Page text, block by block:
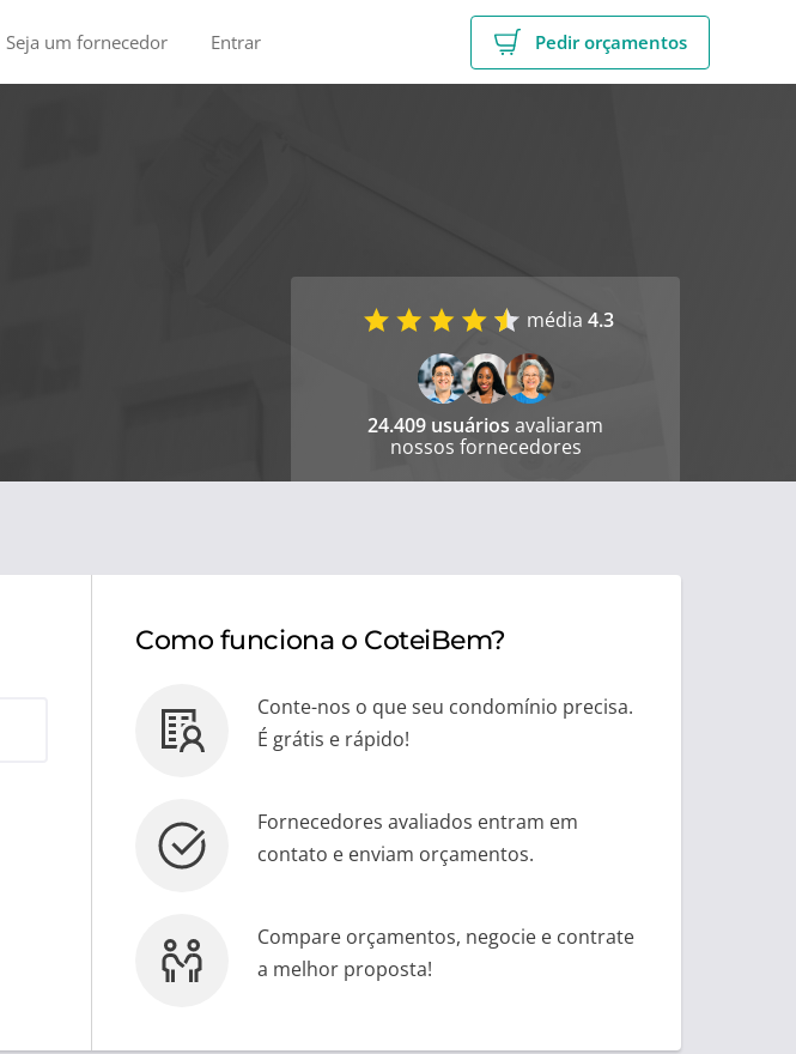
Seja um fornecedor Entrar Pedir orçamentos
média 4.3
24.409 usuários avaliaram
nossos fornecedores
Como funciona o CoteiBem?
Conte-nos o que seu condomínio precisa.
É grátis e rápido!
Fornecedores avaliados entram em
contato e enviam orçamentos.
Compare orçamentos, negocie e contrate
a melhor proposta!